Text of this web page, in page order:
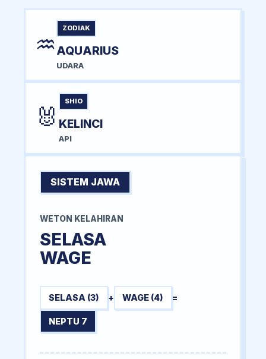
♒
ZODIAK
AQUARIUS
UDARA
🐰
SHIO
KELINCI
API
SISTEM JAWA
WETON KELAHIRAN
SELASA
WAGE
SELASA (3) + WAGE (4) =
NEPTU 7